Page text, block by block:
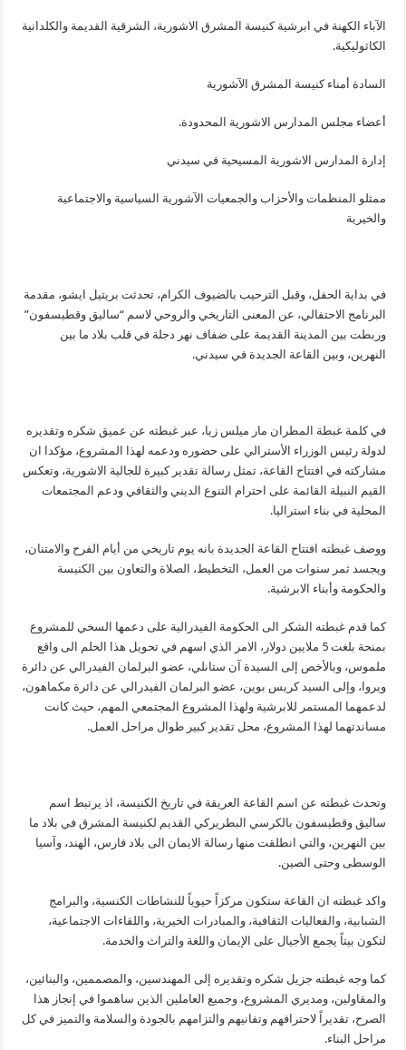
الآباء الكهنة في ابرشية كنيسة المشرق الاشورية، الشرقية القديمة والكلدانية
الكاثوليكية.
السادة أمناء كنيسة المشرق الآشورية
أعضاء مجلس المدارس الاشورية المحدودة.
إدارة المدارس الاشورية المسيحية في سيدني
ممثلو المنظمات والأحزاب والجمعيات الآشورية السياسية والاجتماعية
والخيرية
في بداية الحفل، وقبل الترحيب بالضيوف الكرام، تحدثت بريتيل ايشو، مقدمة
البرنامج الاحتفالي، عن المعنى التاريخي والروحي لاسم “ساليق وقطيسفون”
وربطت بين المدينة القديمة على ضفاف نهر دجلة في قلب بلاد ما بين
النهرين، وبين القاعة الجديدة في سيدني.
في كلمة غبطة المطران مار ميلس زيا، عبر غبطته عن عميق شكره وتقديره
لدولة رئيس الوزراء الأسترالي على حضوره ودعمه لهذا المشروع، مؤكدا ان
مشاركته في افتتاح القاعة، تمثل رسالة تقدير كبيرة للجالية الاشورية، وتعكس
القيم النبيلة القائمة على احترام التنوع الديني والثقافي ودعم المجتمعات
المحلية في بناء استراليا.
ووصف غبطته افتتاح القاعة الجديدة بانه يوم تاريخي من أيام الفرح والامتنان،
ويجسد ثمر سنوات من العمل، التخطيط، الصلاة والتعاون بين الكنيسة
والحكومة وأبناء الابرشية.
كما قدم غبطته الشكر الى الحكومة الفيدرالية على دعمها السخي للمشروع
بمنحة بلغت 5 ملايين دولار، الامر الذي اسهم في تحويل هذا الحلم الى واقع
ملموس، وبالأخص إلى السيدة آن ستانلي، عضو البرلمان الفيدرالي عن دائرة
ويروا، وإلى السيد كريس بوين، عضو البرلمان الفيدرالي عن دائرة مكماهون،
لدعمهما المستمر للابرشية ولهذا المشروع المجتمعي المهم، حيث كانت
مساندتهما لهذا المشروع، محل تقدير كبير طوال مراحل العمل.
وتحدث غبطته عن اسم القاعة العريقة في تاريخ الكنيسة، اذ يرتبط اسم
ساليق وقطيسفون بالكرسي البطريركي القديم لكنيسة المشرق في بلاد ما
بين النهرين، والتي انطلقت منها رسالة الايمان الى بلاد فارس، الهند، وآسيا
الوسطى وحتى الصين.
واكد غبطته ان القاعة ستكون مركزاً حيوياً للنشاطات الكنسية، والبرامج
الشبابية، والفعاليات الثقافية، والمبادرات الخيرية، واللقاءات الاجتماعية،
لتكون بيتاً يجمع الأجيال على الإيمان واللغة والتراث والخدمة.
كما وجه غبطته جزيل شكره وتقديره إلى المهندسين، والمصممين، والبنائين،
والمقاولين، ومديري المشروع، وجميع العاملين الذين ساهموا في إنجاز هذا
الصرح، تقديراً لاحترافهم وتفانيهم والتزامهم بالجودة والسلامة والتميز في كل
مراحل البناء.